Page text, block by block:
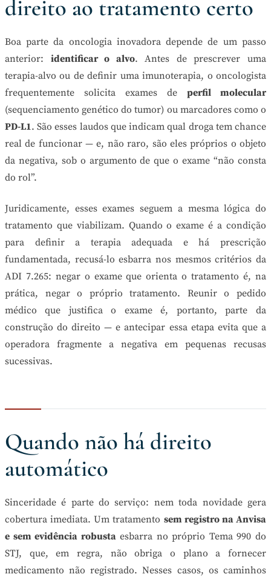
direito ao tratamento certo
Boa parte da oncologia inovadora depende de um passo
anterior: identificar o alvo. Antes de prescrever uma
terapia-alvo ou de definir uma imunoterapia, o oncologista
frequentemente solicita exames de perfil molecular
(sequenciamento genético do tumor) ou marcadores como o
PD-L1. São esses laudos que indicam qual droga tem chance
real de funcionar — e, não raro, são eles próprios o objeto
da negativa, sob o argumento de que o exame “não consta
do rol”.
Juridicamente, esses exames seguem a mesma lógica do
tratamento que viabilizam. Quando o exame é a condição
para definir a terapia adequada e há prescrição
fundamentada, recusá-lo esbarra nos mesmos critérios da
ADI 7.265: negar o exame que orienta o tratamento é, na
prática, negar o próprio tratamento. Reunir o pedido
médico que justifica o exame é, portanto, parte da
construção do direito — e antecipar essa etapa evita que a
operadora fragmente a negativa em pequenas recusas
sucessivas.
Quando não há direito
automático
Sinceridade é parte do serviço: nem toda novidade gera
cobertura imediata. Um tratamento sem registro na Anvisa
e sem evidência robustaesbarra no próprio Tema 990 do
STJ, que, em regra, não obriga o plano a fornecer
medicamento não registrado. Nesses casos, os caminhos